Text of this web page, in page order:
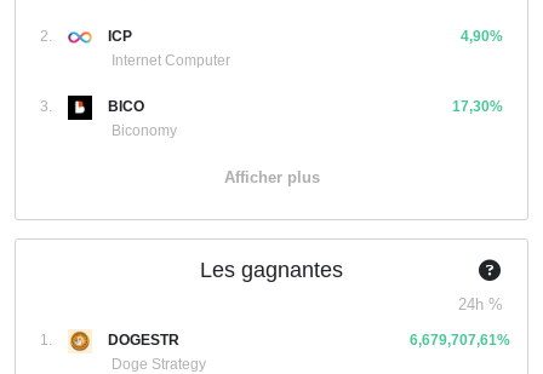
2.
ICP
Internet Computer
4,90%
3.
BICO
Biconomy
17,30%
Afficher plus
Les gagnantes
24h %
1.
DOGESTR
Doge Strategy
6,679,707,61%